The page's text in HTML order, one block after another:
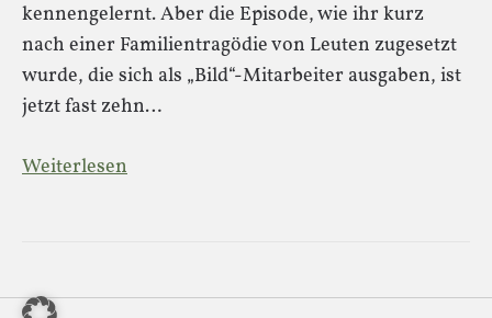
kennengelernt. Aber die Episode, wie ihr kurz
nach einer Familientragödie von Leuten zugesetzt
wurde, die sich als „Bild“-Mitarbeiter ausgaben, ist
jetzt fast zehn…
Weiterlesen